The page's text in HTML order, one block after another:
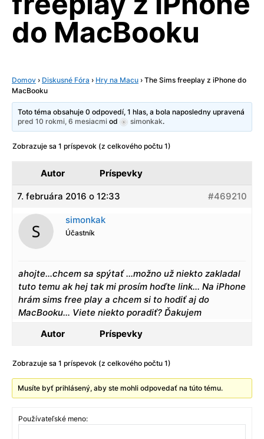
do MacBooku
Domov › Diskusné Fóra › Hry na Macu › The Sims freeplay z iPhone do
MacBooku
Toto téma obsahuje 0 odpovedí, 1 hlas, a bola naposledny upravená
pred 10 rokmi, 6 mesiacmi od simonkak.
Zobrazuje sa 1 príspevok (z celkového počtu 1)
Autor Príspevky
7. februára 2016 o 12:33 #469210
simonkak
Účastník
ahojte…chcem sa spýtať …možno už niekto zakladal
tuto temu ak hej tak mi prosím hoďte link… Na iPhone
hrám sims free play a chcem si to hodiť aj do
MacBooku… Viete niekto poradiť? Ďakujem
Autor
Príspevky
Zobrazuje sa 1 príspevok (z celkového počtu 1)
Musíte byť prihlásený, aby ste mohli odpovedať na túto tému.
Používateľské meno: